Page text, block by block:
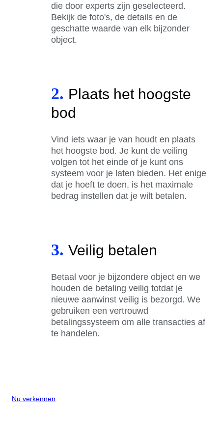
die door experts zijn geselecteerd.
Bekijk de foto's, de details en de
geschatte waarde van elk bijzonder
object.
2. Plaats het hoogste
bod
Vind iets waar je van houdt en plaats
het hoogste bod. Je kunt de veiling
volgen tot het einde of je kunt ons
systeem voor je laten bieden. Het enige
dat je hoeft te doen, is het maximale
bedrag instellen dat je wilt betalen.
3. Veilig betalen
Betaal voor je bijzondere object en we
houden de betaling veilig totdat je
nieuwe aanwinst veilig is bezorgd. We
gebruiken een vertrouwd
betalingssysteem om alle transacties af
te handelen.
Nu verkennen